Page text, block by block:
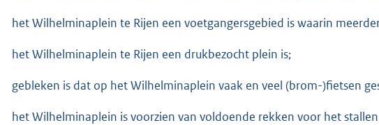
het Wilhelminaplein te Rijen een voetgangersgebied is waarin
het Wilhelminaplein te Rijen een drukbezocht plein is;
gebleken is dat op het Wilhelminaplein vaak en veel (brom-)fietsen
het Wilhelminaplein is voorzien van voldoende rekken voor het